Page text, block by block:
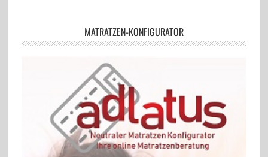
MATRATZEN-KONFIGURATOR